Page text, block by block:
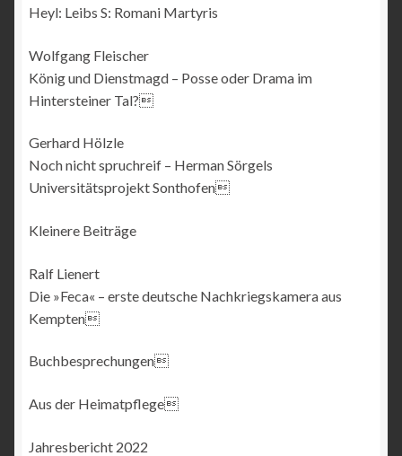
Heyl: Leibs S: Romani Martyris
Wolfgang Fleischer
König und Dienstmagd – Posse oder Drama im
Hintersteiner Tal?
Gerhard Hölzle
Noch nicht spruchreif – Herman Sörgels
Universitätsprojekt Sonthofen
Kleinere Beiträge
Ralf Lienert
Die »Feca« – erste deutsche Nachkriegskamera aus
Kempten
Buchbesprechungen
Aus der Heimatpflege
Jahresbericht 2022